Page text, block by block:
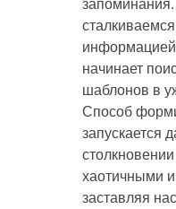
начинает
шаблонов в
Способ
запускается
хаотичными
заставляя